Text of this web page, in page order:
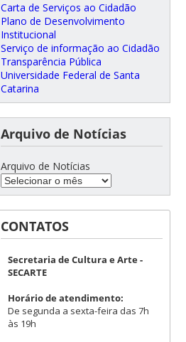
Carta de Serviços ao Cidadão
Plano de Desenvolvimento
Institucional
Serviço de informação ao Cidadão
Transparência Pública
Universidade Federal de Santa
Catarina
Arquivo de Notícias
Arquivo de Notícias
CONTATOS
Secretaria de Cultura e Arte -
SECARTE
Horário de atendimento:
De segunda a sexta-feira das 7h
às 19h